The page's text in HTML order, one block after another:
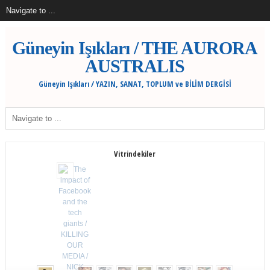
Güneyin Işıkları / THE AURORA
AUSTRALIS
Güneyin Işıkları / YAZIN, SANAT, TOPLUM ve BİLİM DERGİSİ
Vitrindekiler